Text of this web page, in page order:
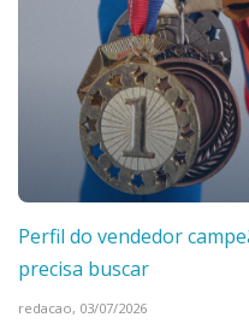
Perfil do vendedor
precisa buscar
redacao, 03/07/2026